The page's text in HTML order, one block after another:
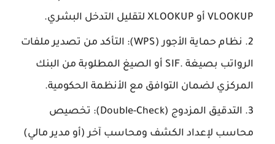
VLOOKUP أو XLOOKUP لتقليل التدخل البشري.
نظام حماية الأجور (WPS):
التأكد من تصدير ملفات
الرواتب بصيغة .SIF
أو الصيغ المطلوبة من البنك
المركزي لضمان التوافق مع الأنظمة الحكومية.
التدقيق المزدوج (Double-Check):
تخصيص
محاسب لإعداد الكشف ومحاسب آخر (أو مدير مالي)